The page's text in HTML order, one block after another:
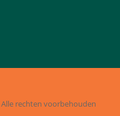
Alle rechten voorbehouden